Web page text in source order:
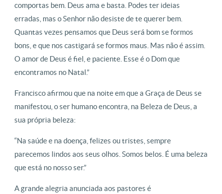
comportas bem. Deus ama e basta. Podes ter ideias
erradas, mas o Senhor não desiste de te querer bem.
Quantas vezes pensamos que Deus será bom se formos
bons, e que nos castigará se formos maus. Mas não é assim.
O amor de Deus é fiel, e paciente. Esse é o Dom que
encontramos no Natal.”
Francisco afirmou que na noite em que a Graça de Deus se
manifestou, o ser humano encontra, na Beleza de Deus, a
sua própria beleza:
“Na saúde e na doença, felizes ou tristes, sempre
parecemos lindos aos seus olhos. Somos belos. É uma beleza
que está no nosso ser.”
A grande alegria anunciada aos pastores é